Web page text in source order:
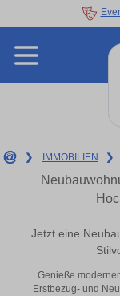
❯ IMMOBILIEN ❯
Jetzt eine
Genieße
Erstbezug- und